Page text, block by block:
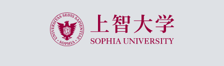
上智大学 Sophia University